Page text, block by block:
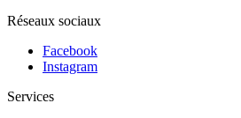
Réseaux sociaux
Facebook
Instagram
Services